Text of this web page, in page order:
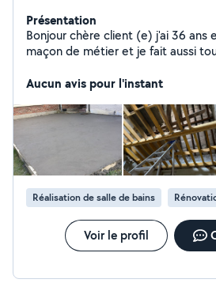
Présentation
Bonjour chère client (e) j'ai 36 ans
maçon de métier et je fait aussi
parquet spécialisé en salle de bain
Aucun avis pour l'instant
Réalisation de salle de bains
Voir le profil